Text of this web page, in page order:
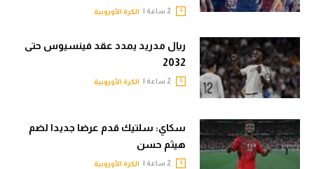
الكرة الأوروبية
ريال مدريد يمدد عقد فينسيوس حتى
2032
الكرة الأوروبية
سكاي: سلتيك قدم عرضا جديدا لضم
هيثم حسن
الكرة الأوروبية